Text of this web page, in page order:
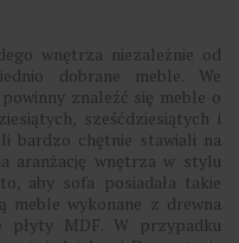
wnętrza niezależnie od
dobrane meble. We
znaleźć się meble o
sześćdziesiątych i
bardzo chętnie stawiali na
aranżację wnętrza w stylu
aby sofa posiadała takie
meble wykonane z drewna
płyty MDF. W przypadku